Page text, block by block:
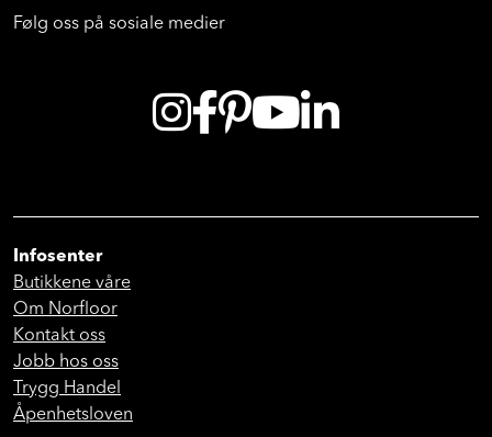
Følg oss på sosiale medier
Infosenter
Butikkene våre
Om Norfloor
Kontakt oss
Jobb hos oss
Trygg Handel
Åpenhetsloven